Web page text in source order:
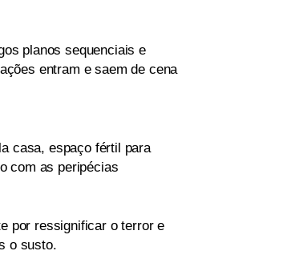
planos sequenciais e
entram e saem de cena
casa, espaço fértil para
com as peripécias
por ressignificar o terror e
o susto.